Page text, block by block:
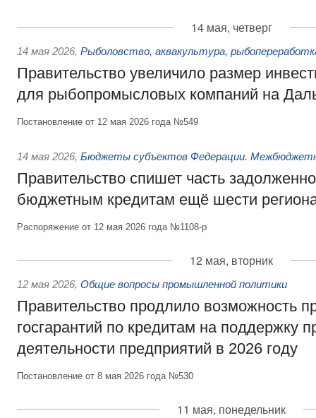
14 мая, четверг
14 мая 2026, Рыболовство, аквакультура,
Правительство увеличило размер
для рыбопромысловых компаний на
Постановление от 12 мая 2026 года №549
14 мая 2026, Бюджеты субъектов Федерации.
Правительство спишет часть
бюджетным кредитам ещё шести
Распоряжение от 12 мая 2026 года №1108-р
12 мая, вторник
12 мая 2026, Общие вопросы промышленной политики
Правительство продлило возможность
госгарантий по кредитам на поддержку
деятельности предприятий в 2026 году
Постановление от 8 мая 2026 года №530
11 мая, понедельник